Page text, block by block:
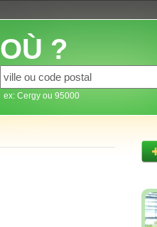
OÙ ?
ex: Cergy ou 95000